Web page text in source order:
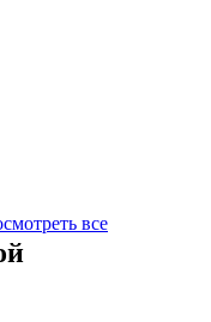
все